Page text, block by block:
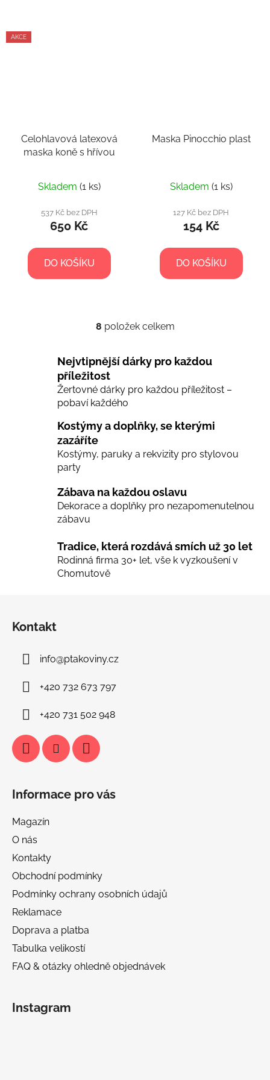
AKCE
Celohlavová latexová
maska koně s hřívou
Skladem (1 ks)
537 Kč bez DPH
650 Kč
DO KOŠÍKU
Maska Pinocchio plast
Skladem (1 ks)
127 Kč bez DPH
154 Kč
DO KOŠÍKU
O
l
d
í
r
y
v
i
s
8 položek celkem
Nejvtipnější dárky pro každou
příležitost
Žertovné dárky pro každou příležitost –
pobaví každého
Kostýmy a doplňky, se kterými
zazáříte
Kostýmy, paruky a rekvizity pro stylovou
party
Zábava na každou oslavu
Dekorace a doplňky pro nezapomenutelnou
zábavu
Tradice, která rozdává smích už 30 let
Rodinná firma 30+ let, vše k vyzkoušení v
Chomutově
Kontakt
info@ptakoviny.cz
+420 732 673 797
+420 731 502 948
Informace pro vás
Magazín
O nás
Kontakty
Obchodní podmínky
Podmínky ochrany osobních údajů
Reklamace
Doprava a platba
Tabulka velikostí
FAQ & otázky ohledně objednávek
Instagram